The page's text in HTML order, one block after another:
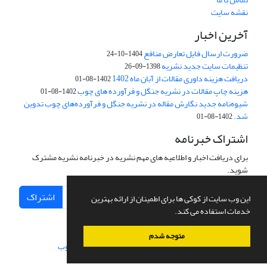
این وب سایت از کوکی ها برای اطمینان از ارائه بهترین
خدمات استفاده می کند.
متوجه شدم
نقشه سایت
آخرین اخبار
ضرورت ارسال فایل تعارض منافع1404-10-24
تنظیمات سایت جدید نشریه1398-09-26
دریافت هزینه داوری مقالات از آبان ماه 1402 1402-08-01
هزینه چاپ مقالات در نشریه جنگل و فرآورده های چوب1402-08-01
شیوه‌نامه جدید نگارش مقاله در نشریه جنگل و فرآورده‌های چوب تدوین
شد.1402-08-01
اشتراک خبرنامه
برای دریافت اخبار و اطلاعیه های مهم نشریه در خبرنامه نشریه مشترک
شوید.
اشتراک
سامانه مدیریت نشریات علمی.طراحی و پیاده سازی از سیناوب